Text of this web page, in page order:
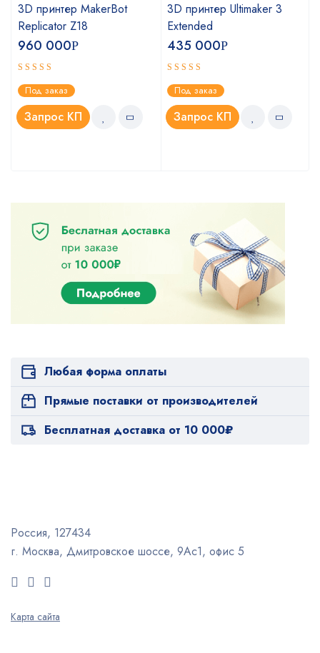
3D принтер MakerBot
Replicator Z18
960 000Р
Оценка
4.75из 5
Под заказ
Запрос КП
3D принтер Ultimaker 3
Extended
435 000Р
Оценка
5.00из 5
Под заказ
Запрос КП
Любая форма оплаты
Прямые поставки от производителей
Бесплатная доставка от 10 000₽
Россия, 127434
г. Москва, Дмитровское шоссе, 9Ас1, офис 5
Карта сайта